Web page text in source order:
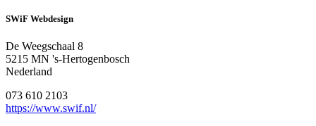
SWiF Webdesign
De Weegschaal 8
5215 MN 's-Hertogenbosch
Nederland
073 610 2103
https://www.swif.nl/